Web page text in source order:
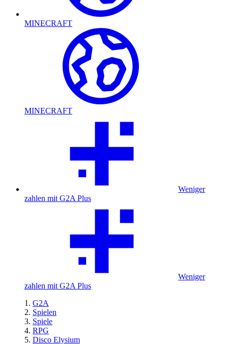
MINECRAFT
MINECRAFT
Weniger
zahlen mit G2A Plus
Weniger
zahlen mit G2A Plus
G2A
Spielen
Spiele
RPG
Disco Elysium